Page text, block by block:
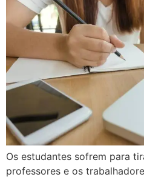
Os estudantes sofrem para
professores e os